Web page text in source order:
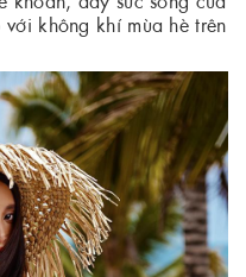
không khí mùa hè trên